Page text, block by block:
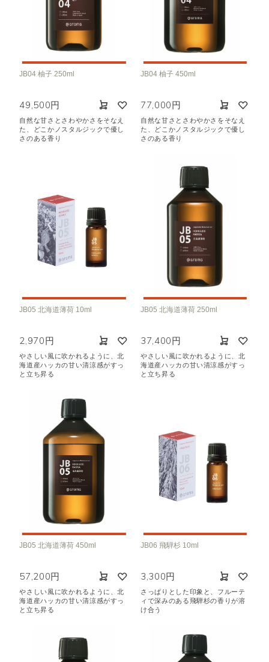
JB04 柚子 250ml
49,500円
自然な甘さとさわやかさをそなえ
た、どこかノスタルジックで優し
さのある香り
JB04 柚子 450ml
77,000円
自然な甘さとさわやかさをそなえ
た、どこかノスタルジックで優し
さのある香り
JB05 北海道薄荷 10ml
2,970円
やさしい風に吹かれるように、北
海道産ハッカの甘い清涼感がすっ
と立ち昇る
JB05 北海道薄荷 250ml
37,400円
やさしい風に吹かれるように、北
海道産ハッカの甘い清涼感がすっ
と立ち昇る
JB05 北海道薄荷 450ml
57,200円
やさしい風に吹かれるように、北
海道産ハッカの甘い清涼感がすっ
と立ち昇る
JB06 飛騨杉 10ml
3,300円
さっぱりとした印象と、フルーテ
ィで深みのある飛騨杉の香りが溶
け合う